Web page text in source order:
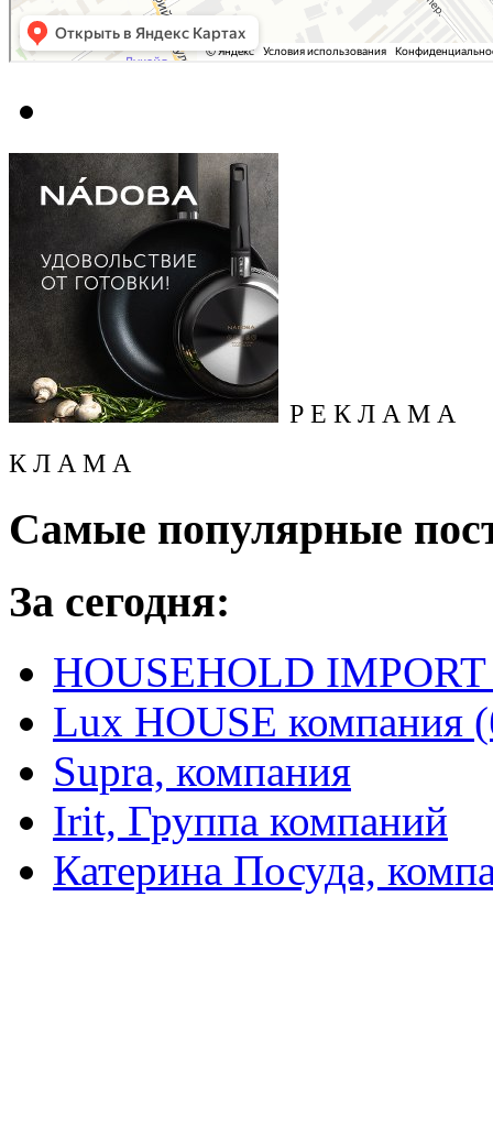
Р Е К Л А М А
К Л А М А
Самые популярные
За сегодня:
HOUSEHOLD
Lux HOUSE компания
Supra, компания
Irit, Группа компаний
Катерина Посуда,